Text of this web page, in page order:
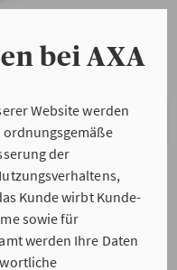
bei AXA
Website werden
der
Kunde wirbt Kunde-
sowie für
werden Ihre Daten